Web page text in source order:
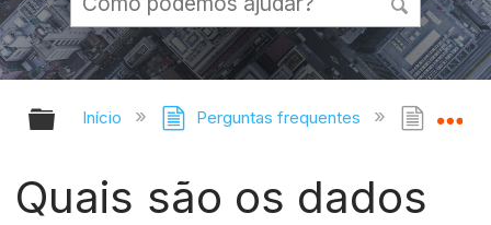
Expandir/recolher hierarquia
Início Perguntas frequentes
Quais são os dados